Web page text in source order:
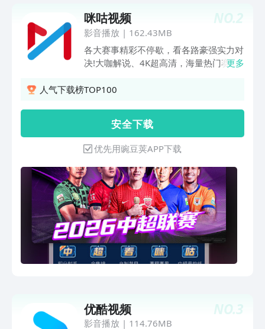
团集结各显神通，三组爱人悬崖相见。
《向往的生活-戏如人生》带领观众走进
充满人文情怀和戏剧艺术魅力的“向往的
生活”。《欢乐家长群2》喜爽升级！张嘉
益陈好带娃新攻略。《花儿与少年·同心
季》经典7人姐弟团回归，在旅行中成
2025》聚焰为辰，披荆斩棘！《初入职
场·中医季》中医大拿坐镇考核 12位青年
学徒面试各放大招。《锦绣芳华》花满盛
唐！杨紫李现逢场作戏情愫悄生。《全员
瑰宝的无限风采！《小巷人家》闫妮李光
洁郭晓冬蒋欣上演“父母爱情”。【意见反
馈】如使用过程中遇到任何问题，可联系
我们：芒果TV公众号：hunantvcom芒果
TV官方微博：芒果
TV(http://weibo.com/hunantv)
NO.2
咪咕视频
影音播放 | 162.43MB
各大赛事精彩不停歇，看各路豪强实力对
决!大咖解说、4K超高清，海量热门赛事
演算携王传君岳云鹏诠释“魔幻现实”；
在回归前夜的权力寒局；《10间敢死
队》看蒋龙张弛带你重新定义生命。综艺
《国乐无双》看全新视角致敬岁月金曲、
重塑音乐表达，绽放当代华语乐坛独有的
声韵与风华；《天赐的声音第七季》看乐
坛资深唱将、新生代实力歌手以及跨界演
员，打破职业与风格的壁垒，带来多元碰
撞的舞台表达。上咪咕视频，给你好看!
热门赛事热血出击：中超、英超、西甲、
德甲、意甲、法甲、中网、NBA、WTT、
UFC人气热剧追不停:《悬案》《野狗骨
资源任你挑选】好莱坞大片、高分经典
TVB热剧、限免抗日大剧、二次元热血动
更多
人气下载榜TOP100
安 全 下 载
优先用豌豆荚APP下载
NO.3
优酷视频
影音播放 | 114.76MB